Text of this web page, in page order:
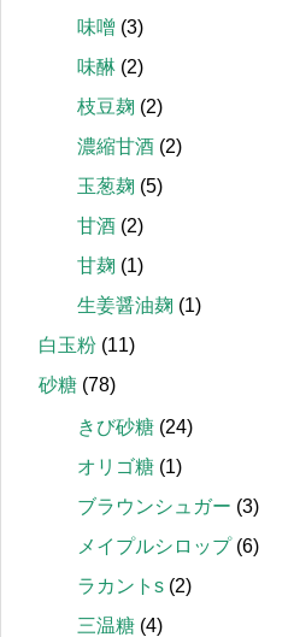
味噌 (3)
味醂 (2)
枝豆麹 (2)
濃縮甘酒 (2)
玉葱麹 (5)
甘酒 (2)
甘麹 (1)
生姜醤油麹 (1)
白玉粉 (11)
砂糖 (78)
きび砂糖 (24)
オリゴ糖 (1)
ブラウンシュガー (3)
メイプルシロップ(6)
ラカントs (2)
三温糖 (4)